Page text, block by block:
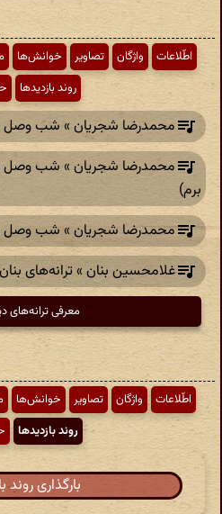
اطّلاعات واژگان تصاویر خوانش‌ها
روند بازدیدها
محمدرضا شجریان » شب وصل »
محمدرضا شجریان » شب وصل »
برم)
محمدرضا شجریان » شب وصل »
غلامحسین بنان » ترانه‌های
معرفی ترانه‌های
اطّلاعات واژگان تصاویر خوانش‌ها
روند بازدیدها
بارگذاری روند